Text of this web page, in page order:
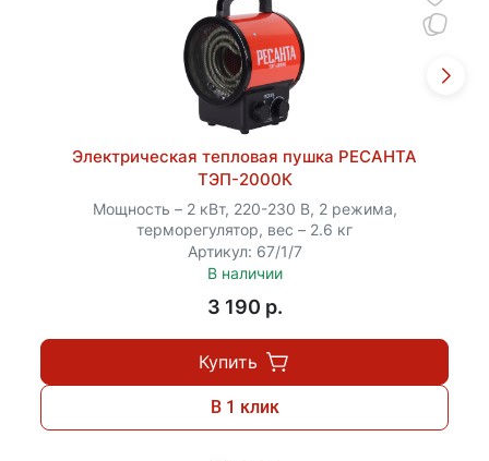
Электрическая тепловая пушка РЕСАНТА
ТЭП-2000К
Мощность – 2 кВт, 220-230 В, 2 режима,
терморегулятор, вес – 2.6 кг
Артикул: 67/1/7
В наличии
3 190 p.
Купить
В 1 клик